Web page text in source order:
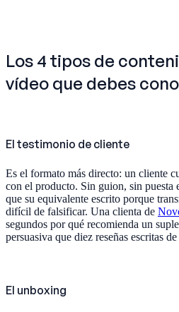
Los 4 tipos de
vídeo que debes
El testimonio de cliente
Es el formato más directo: un cliente
con el producto. Sin guion, sin puesta
que su equivalente escrito porque
difícil de falsificar. Una clienta de
segundos por qué recomienda un
persuasiva que diez reseñas escritas
El unboxing